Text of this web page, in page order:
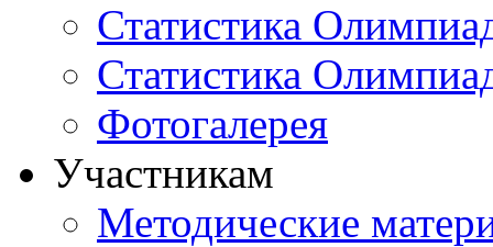
Статистика
Статистика
Фотогалерея
Участникам
Методические